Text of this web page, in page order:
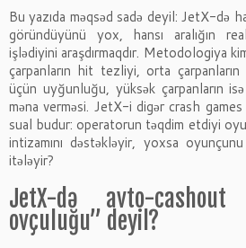
Bu yazıda məqsəd sadə deyil: JetX-də
göründüyünü yox, hansı aralığın
işlədiyini araşdırmaqdır. Metodologiya
çarpanların hit tezliyi, orta
üçün uyğunluğu, yüksək çarpanların
məna verməsi. JetX-i digər crash
sual budur: operatorun təqdim etdiyi
intizamını dəstəkləyir, yoxsa
itələyir?
JetX-də avto-
ovçuluğu” deyil?